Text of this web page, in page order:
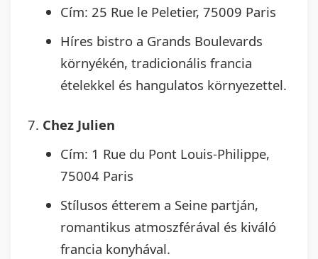
Cím: 25 Rue le Peletier, 75009 Paris
Híres bistro a Grands Boulevards
környékén, tradicionális francia
ételekkel és hangulatos környezettel.
Chez Julien
Cím: 1 Rue du Pont Louis-Philippe,
75004 Paris
Stílusos étterem a Seine partján,
romantikus atmoszférával és kiváló
francia konyhával.